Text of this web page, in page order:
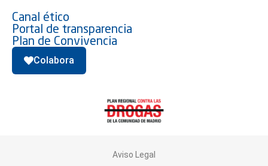
Canal ético
Portal de transparencia
Plan de Convivencia
Colabora
Aviso Legal